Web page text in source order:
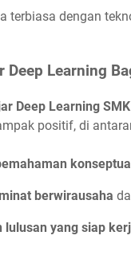
terbiasa dengan
Deep Learning
Deep Learning
positif, di
berwirausaha
lulusan yang siap